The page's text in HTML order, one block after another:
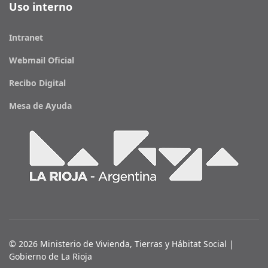
Uso interno
Intranet
Webmail Oficial
Recibo Digital
Mesa de Ayuda
© 2026 Ministerio de Vivienda, Tierras y Hábitat Social |
Gobierno de La Rioja